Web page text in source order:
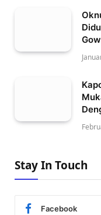
Stay In Touch
Facebook